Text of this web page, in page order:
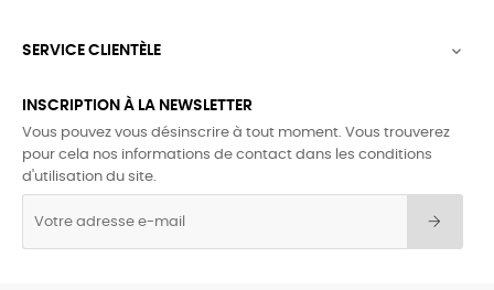
SERVICE CLIENTÈLE 
INSCRIPTION À LA NEWSLETTER
Vous pouvez vous désinscrire à tout moment. Vous trouverez
pour cela nos informations de contact dans les conditions
d'utilisation du site.